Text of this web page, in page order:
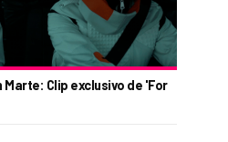
Clip exclusivo de 'For